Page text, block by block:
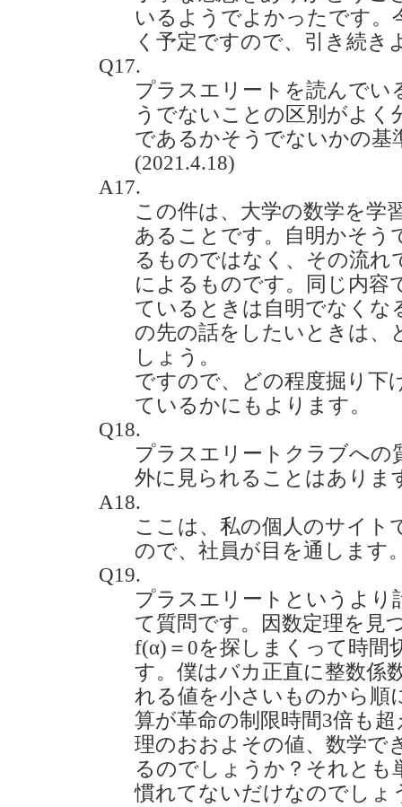
いるようでよかったです。
く予定ですので、引き続き
Q17.
プラスエリートを読んでい
うでないことの区別がよ
であるかそうでないかの基
(2021.4.18)
A17.
この件は、大学の数学を学
あることです。自明かそう
るものではなく、その流れ
によるものです。同じ内容
ているときは自明でなくな
の先の話をしたいときは、
しょう。
ですので、どの程度掘り下
ているかにもよります。
Q18.
プラスエリートクラブへの
外に見られることはありま
A18.
ここは、私の個人のサイト
ので、社員が目を通します
Q19.
プラスエリートというより
て質問です。因数定理を見
f(α)＝0を探しまくって時間
す。僕はバカ正直に整数係
れる値を小さいものから順
算が革命の制限時間3倍も
理のおおよその値、数学で
るのでしょうか？それとも
慣れてないだけなのでしょ